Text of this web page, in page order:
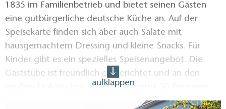
1835 im Familienbetrieb und bietet seinen Gästen
eine gutbürgerliche deutsche Küche an. Auf der
Speisekarte finden sich aber auch Salate mit
hausgemachtem Dressing und kleine Snacks. Für
Kinder gibt es ein spezielles Speisenangebot. Die
Gaststube ist freundlich eingerichtet und an den
großen Holztischen finden insgesamt 30 Personen
Platz. Die Küche ist durchgehend geöffnet.
aufklappen